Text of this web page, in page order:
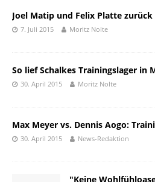
Joel Matip und Felix Platte
7. Juli 2015 Moritz Nolte
So lief Schalkes Trainingslager in
30. April 2015 Moritz Nolte
Max Meyer vs. Dennis Aogo:
30. April 2015 News-Redaktion
"Keine